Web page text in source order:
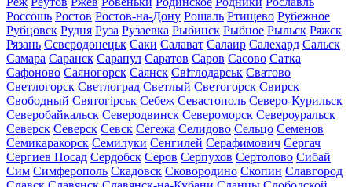
Россошь Ростов Ростов-на-Дону Рошаль Ртищево Рубежное
Рубцовск Рудня Руза Рузаевка Рыбинск Рыбное Рыльск Ряжск
Рязань Сєвєродонецьк Саки Салават Салаир Салехард Сальск
Самара Саранск Сарапул Саратов Саров Сасово Сатка
Сафоново Саяногорск Саянск Світлодарськ Сватово
Светлогорск Светлоград Светлый Светогорск Свирск
Свободный Святогірськ Себеж Севастополь Северо-Курильск
Северобайкальск Северодвинск Североморск Североуральск
Северск Северск Севск Сегежа Селидово Сельцо Семенов
Семикаракорск Семилуки Сенгилей Серафимович Сергач
Сергиев Посад Сердобск Серов Серпухов Сертолово Сибай
Сим Симферополь Скадовск Сковородино Скопин Славгород